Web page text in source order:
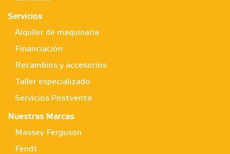
Servicios
Alquiler de maquinaria
Financiación
Recambios y accesorios
Taller especializado
Servicios Postventa
Nuestras Marcas
Massey Ferguson
Fendt